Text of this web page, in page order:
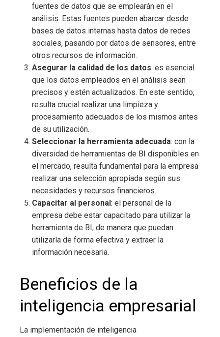
fuentes de datos que se emplearán en el
análisis. Estas fuentes pueden abarcar desde
bases de datos internas hasta datos de redes
sociales, pasando por datos de sensores, entre
otros recursos de información.
Asegurar la calidad de los datos: es esencial
que los datos empleados en el análisis sean
precisos y estén actualizados. En este sentido,
resulta crucial realizar una limpieza y
procesamiento adecuados de los mismos antes
de su utilización.
Seleccionar la herramienta adecuada: con la
diversidad de herramientas de BI disponibles en
el mercado, resulta fundamental para la empresa
realizar una selección apropiada según sus
necesidades y recursos financieros.
Capacitar al personal: el personal de la
empresa debe estar capacitado para utilizar la
herramienta de BI, de manera que puedan
utilizarla de forma efectiva y extraer la
información necesaria.
Beneficios de la
inteligencia empresarial
La implementación de inteligencia